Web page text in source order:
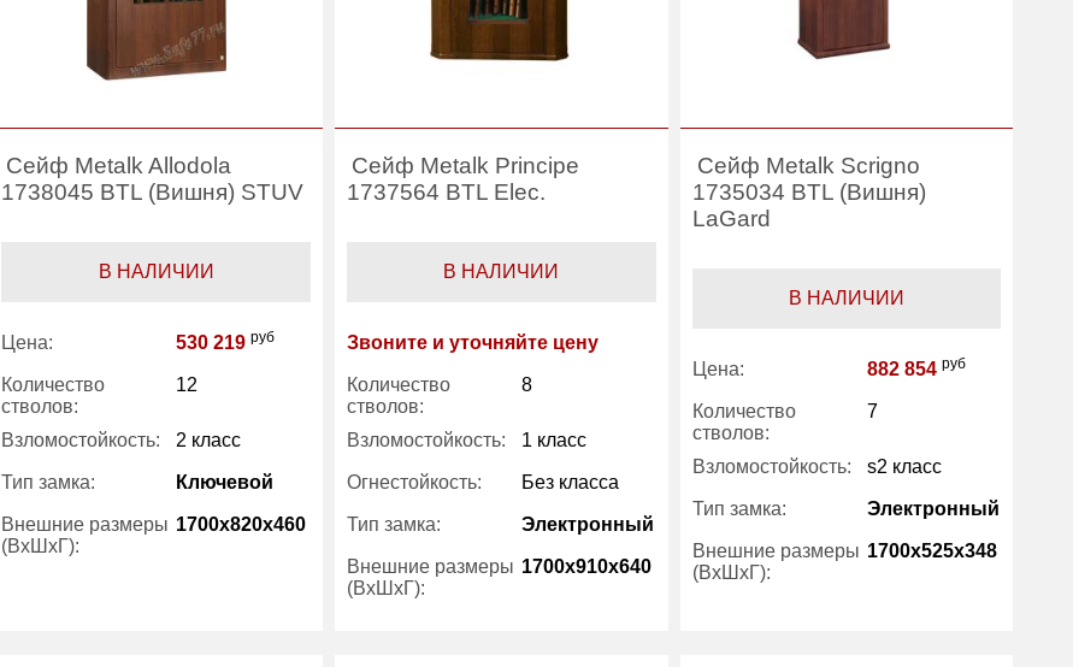
Сейф Metalk Allodola
1738045 BTL (Вишня) STUV
В НАЛИЧИИ
Цена: 530 219 руб
Количество
стволов:
12
Взломостойкость: 2 класс
Тип замка: Ключевой
Внешние размеры
(ВхШхГ):
1700x820x460
Сейф Metalk Principe
1737564 BTL Elec.
В НАЛИЧИИ
Звоните и уточняйте цену
Количество
стволов:
8
Взломостойкость: 1 класс
Огнестойкость: Без класса
Тип замка: Электронный
Внешние размеры
(ВхШхГ):
1700x910x640
Сейф Metalk Scrigno
1735034 BTL (Вишня)
LaGard
В НАЛИЧИИ
Цена: 882 854 руб
Количество
стволов:
7
Взломостойкость: s2 класс
Тип замка: Электронный
Внешние размеры
(ВхШхГ):
1700x525x348